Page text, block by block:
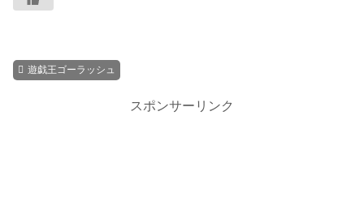
遊戯王ゴーラッシュ
スポンサーリンク